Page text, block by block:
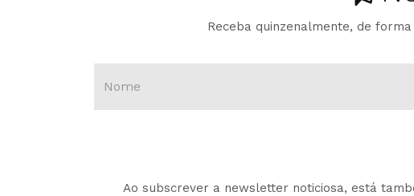
Receba quinzenalmente, de
Ao subscrever a newsletter noticiosa, está